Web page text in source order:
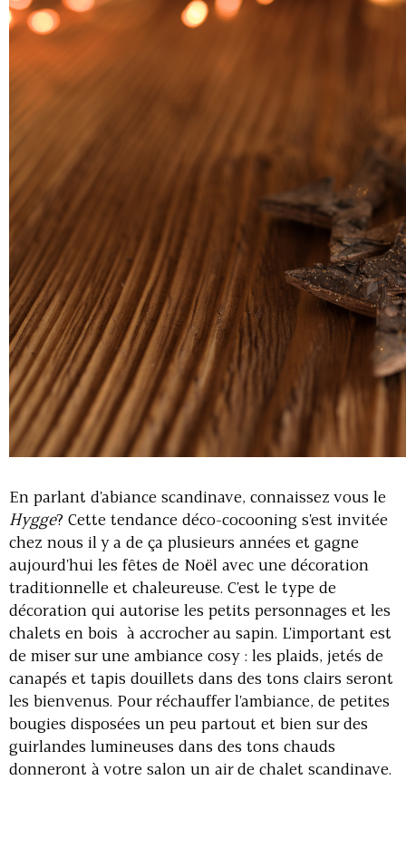
En parlant d'abiance scandinave, connaissez vous le
Hygge? Cette tendance déco-cocooning s'est invitée
chez nous il y a de ça plusieurs années et gagne
aujourd'hui les fêtes de Noël avec une décoration
traditionnelle et chaleureuse. C'est le type de
décoration qui autorise les petits personnages et les
chalets en bois à accrocher au sapin. L'important est
de miser sur une ambiance cosy : les plaids, jetés de
canapés et tapis douillets dans des tons clairs seront
les bienvenus. Pour réchauffer l'ambiance, de petites
bougies disposées un peu partout et bien sur des
guirlandes lumineuses dans des tons chauds
donneront à votre salon un air de chalet scandinave.